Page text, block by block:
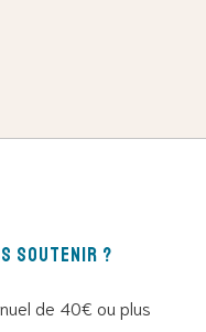
soutenir ?
de 40€ ou plus